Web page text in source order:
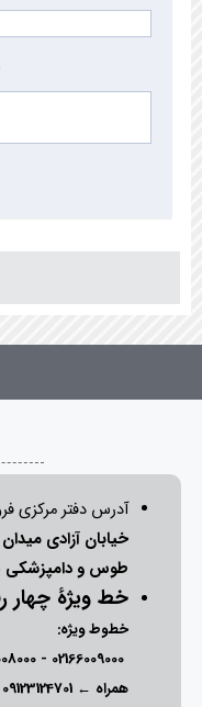
آدرس دفتر مرکزی
طوس و دامپزشکی پلاک 154 -
خط ویژۀ
خطوط ویژه:
02166009000
-
همراه ← 09123124701